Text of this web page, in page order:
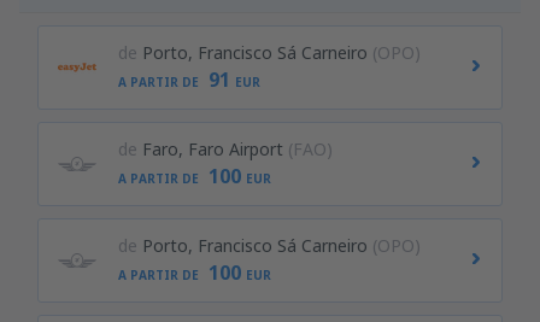
de Porto, Francisco Sá Carneiro (OPO)
A PARTIR DE 91 EUR
de Faro, Faro Airport (FAO)
A PARTIR DE 100 EUR
de Porto, Francisco Sá Carneiro (OPO)
A PARTIR DE 100 EUR